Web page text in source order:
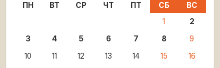
ПН ВТ СР ЧТ ПТ СБ
ВС
1
2
3
4 5 6 7 8
9
10
11 12 13 14 15
16